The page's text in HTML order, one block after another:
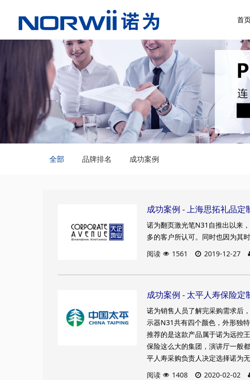
首
全部 品牌排名 成功案例
成功案例 - ​​上海思拓礼品定
诺为翻页激光笔N31自推出以来
多的客户所认可。同时也因为其
阅读
1561 2019-12-27
成功案例 - 太平人寿保险定
诺为销售人员了解完采购需求后
示器N31共有四个颜色，外形独
推荐的是这款产品属于诺为远控
保险这么大的集团，演讲厅一般
平人寿采购负责人决定选择诺为
阅读
1408 2020-02-02